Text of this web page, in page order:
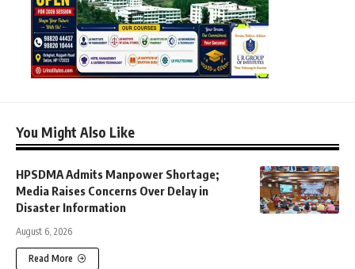
You Might Also Like
HPSDMA Admits Manpower Shortage;
Media Raises Concerns Over Delay in
Disaster Information
August 6, 2026
Read More